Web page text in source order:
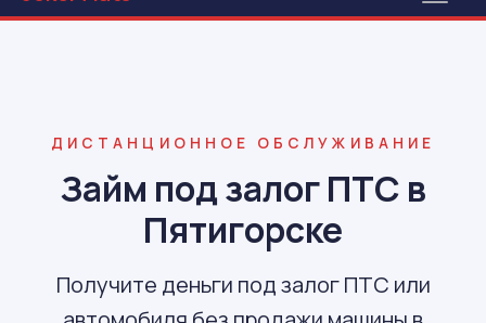
ДИСТАНЦИОННОЕ ОБСЛУЖИВАНИЕ
Займ под залог ПТС в
Пятигорске
Получите деньги под залог ПТС или